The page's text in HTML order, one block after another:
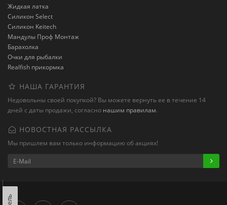
Жидкая латка
Силикон Select
Силикон Keitech
Мандулы Проф Монтаж
Барахолка
Очки для рыбалки
Realfish прикормка
НАША ГАРАНТИЯ
Недовольны своей покупкой? Вы можете вернуть ее в течение 14
дней с даты продажи, согласно нашим правилам.
НОВОСТНАЯ РАССЫЛКА
Мы пришлем вам только информацию об акциях!